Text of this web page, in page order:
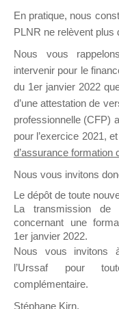
Ce groupe est
Formation qui
Propositions
Ce groupe
sur lequel il est
ou poser une
NB : Il est
pouvoir
En pratique, nous
PLNR ne relèvent plus
Nous vous
intervenir pour le
du 1er janvier 2022
d’une attestation de
professionnelle (CFP)
pour l’exercice 2021,
d’assurance formation
Nous vous invitons
Le dépôt de toute
La transmission de
concernant une
1er janvier 2022.
Nous vous invitons
l’Urssaf pour
complémentaire.
Stéphane Kirn,